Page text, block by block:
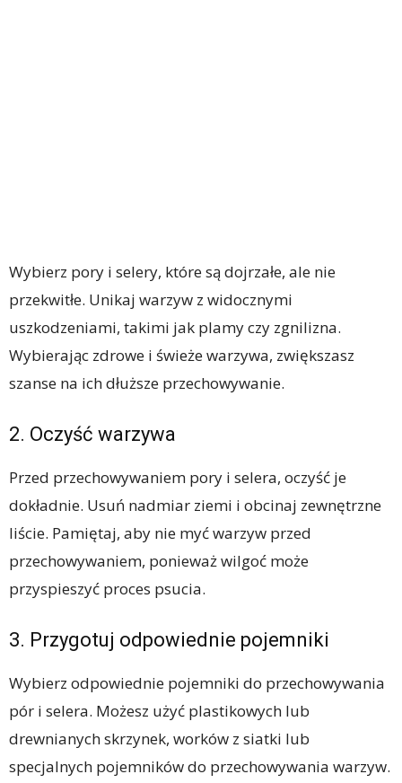
Wybierz pory i selery, które są dojrzałe, ale nie
przekwitłe. Unikaj warzyw z widocznymi
uszkodzeniami, takimi jak plamy czy zgnilizna.
Wybierając zdrowe i świeże warzywa, zwiększasz
szanse na ich dłuższe przechowywanie.
2. Oczyść warzywa
Przed przechowywaniem pory i selera, oczyść je
dokładnie. Usuń nadmiar ziemi i obcinaj zewnętrzne
liście. Pamiętaj, aby nie myć warzyw przed
przechowywaniem, ponieważ wilgoć może
przyspieszyć proces psucia.
3. Przygotuj odpowiednie pojemniki
Wybierz odpowiednie pojemniki do przechowywania
pór i selera. Możesz użyć plastikowych lub
drewnianych skrzynek, worków z siatki lub
specjalnych pojemników do przechowywania warzyw.